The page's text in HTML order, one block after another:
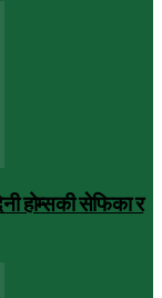
होम्सकी सेफिका र